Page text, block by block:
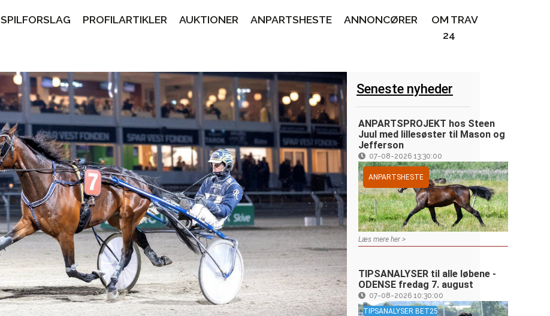
Seneste nyheder
ANPARTSPROJEKT hos Steen
Juul med lillesøster til Mason og
Jefferson
07-08-2026 13:30:00
ANPARTSHESTE
Læs mere her >
TIPSANALYSER til alle løbene -
ODENSE fredag 7. august
07-08-2026 10:30:00
TIPSANALYSER BET25
SPILFORSLAG PROFILARTIKLER AUKTIONER ANPARTSHESTE ANNONCØRER
OM TRAV
24